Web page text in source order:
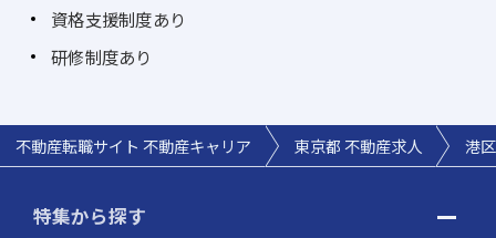
資格支援制度あり
研修制度あり
不動産転職サイト 不動産キャリア 東京都 不動産求人 港
特集から探す